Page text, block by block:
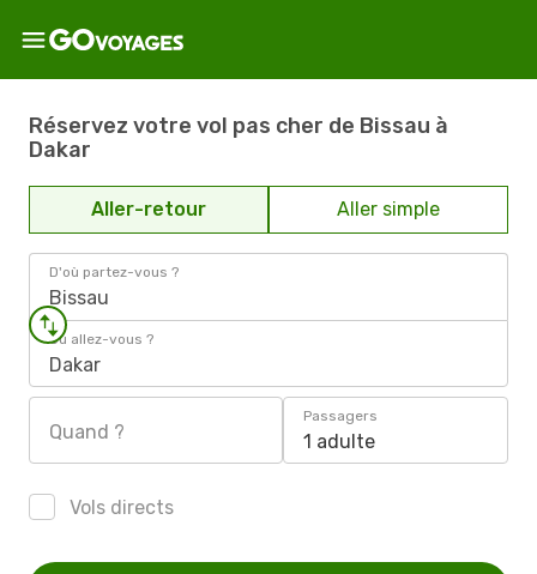
Réservez votre vol pas cher de Bissau à
Dakar
Aller-retour Aller simple
D'où partez-vous ?
Bissau
Où allez-vous ?
Dakar
Quand ?
Passagers
1 adulte
Vols directs